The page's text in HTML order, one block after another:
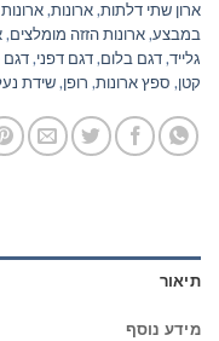
ארון שתי דלתות,ארונות,
במבצע,ארונות הזזה מומלצים,
גלייד,דגם בלום,דגם דפני,דגם
קטן, ספץ ארונות, רופן,שידת
תיאור
מידע נוסף